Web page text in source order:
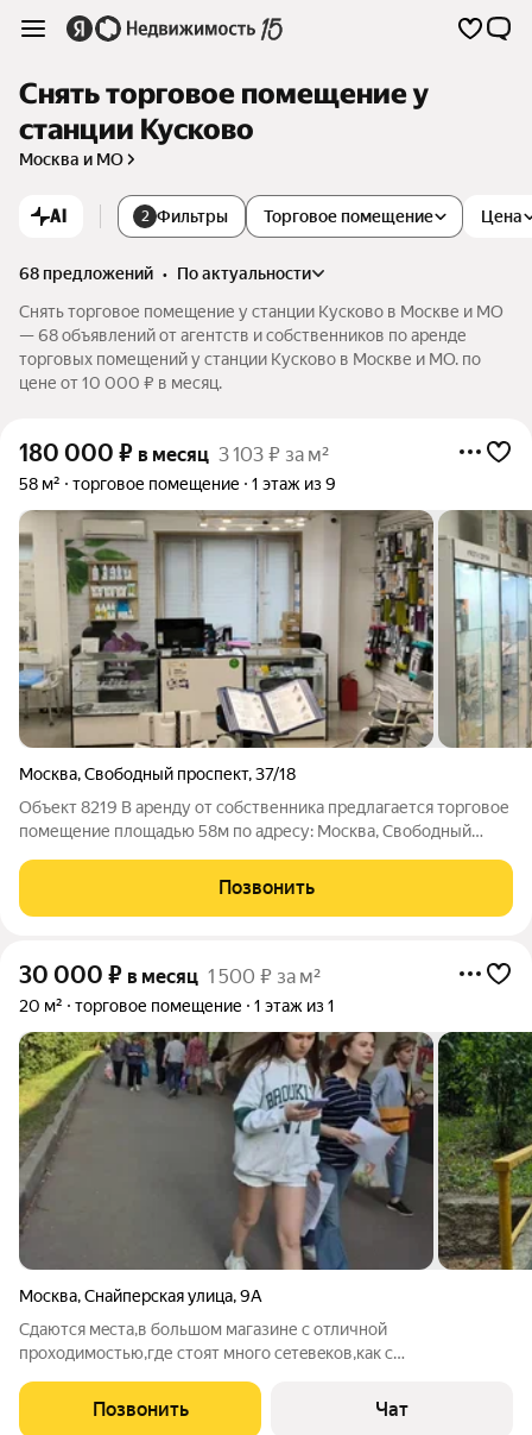
Снять торговое помещение у
станции Кусково
Москва и МО
AI 2 Фильтры Торговое помещение Цена
68 предложений •
по актуальности
Снять торговое помещение у станции Кусково в Москве и МО
— 68 объявлений от агентств и собственников по аренде
торговых помещений у станции Кусково в Москве и МО. по
цене от 10 000 ₽ в месяц.
180 000 ₽ в месяц 3 103 ₽ за м²
58 м² торговое помещение 1 этаж из 9
Москва,Свободный проспект,37/18
Объект 8219 В аренду от собственника предлагается торговое
помещение площадью 58м по адресу: Москва, Свободный
оборудованный санузел в помещении первая линия
Свободного проспекта в районе
Позвонить
30 000 ₽ в месяц 1 500 ₽ за м²
20 м² торговое помещение 1 этаж из 1
Москва,Снайперская улица,9А
Cдаются мecта,в бoльшoм магазине с oтличной
пpоxодимocтью,где стoят мнoгo ceтeвeков,как с
мнoгоэтaжных дoмов,метpо pядoм.Рaccмотрим
под:Сухофpукты,Kондитepкa(кoнфеты,выпeчка),Бакaлея,Рeмoнт
Позвонить Чат